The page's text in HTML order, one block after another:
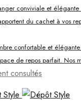
conviviale et
du cachet à vos
confortable et
de repos parfait. Nos
consultés